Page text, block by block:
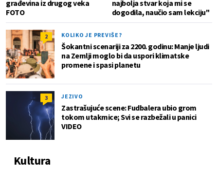
građevina iz drugog veka
FOTO
najbolja stvar koja mi se
dogodila, naučio sam lekciju"
2 KOLIKO JE PREVIŠE?
Šokantni scenariji za 2200. godinu: Manje ljudi
na Zemlji moglo bi da uspori klimatske
promene i spasi planetu
3 JEZIVO
Zastrašujuće scene: Fudbalera ubio grom
tokom utakmice; Svi se razbežali u panici
VIDEO
Kultura